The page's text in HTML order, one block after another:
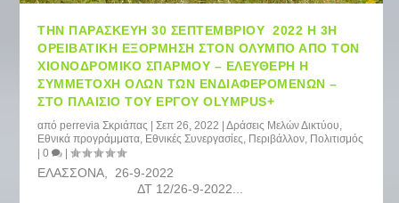
ΤΗΝ ΠΑΡΑΣΚΕΥΉ 30 ΣΕΠΤΕΜΒΡΊΟΥ 2022 Η 3Η
ΟΡΕΙΒΑΤΙΚΉ ΕΞΌΡΜΗΣΗ ΣΤΟΝ ΌΛΥΜΠΟ ΑΠΌ ΤΟΝ
ΧΙΟΝΟΔΡΟΜΙΚΌ ΣΠΑΡΜΟΎ – ΕΛΕΎΘΕΡΗ Η
ΣΥΜΜΕΤΟΧΉ ΌΛΩΝ ΤΩΝ ΕΝΔΙΑΦΕΡΌΜΕΝΩΝ –
ΣΤΟ ΠΛΑΊΣΙΟ ΤΟΥ ΈΡΓΟΥ OLYMPUS+
απόperrevia Σκριάπας |Σεπ 26, 2022 |Δράσεις Μελών Δικτύου,
Εθνικά προγράμματα, Εθνικές Συνεργασίες, Περιβάλλον, Πολιτισμός
|0 |
ΕΛΑΣΣΟΝΑ, 26-9-2022
ΔΤ 12/26-9-2022...